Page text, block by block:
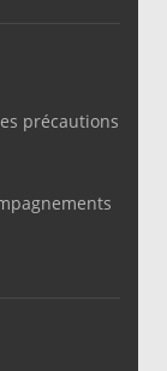
précautions